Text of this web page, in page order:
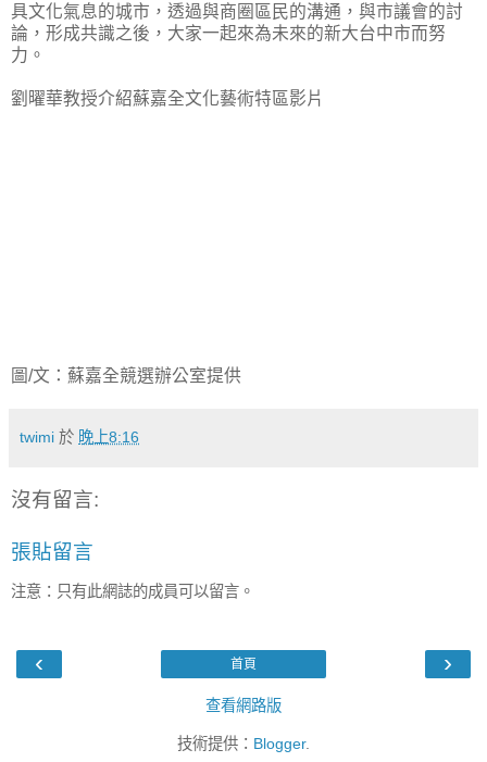
具文化氣息的城市，透過與商圈區民的溝通，與市議會的討
論，形成共識之後，大家一起來為未來的新大台中市而努
力。
劉曜華教授介紹蘇嘉全文化藝術特區影片
圖/文：蘇嘉全競選辦公室提供
twimi 於 晚上8:16
沒有留言:
張貼留言
注意：只有此網誌的成員可以留言。
‹ ›
首頁
查看網路版
技術提供： Blogger.